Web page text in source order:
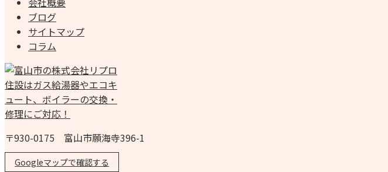
ブログ
サイトマップ
コラム
〒930-0175 富山市願海寺396-1
Googleマップで確認する